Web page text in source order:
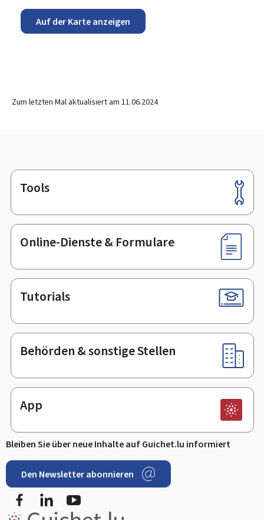
Auf der Karte anzeigen
Zum letzten Mal aktualisiert am 11.06.2024
Footer
Tools
Online-Dienste & Formulare
Tutorials
Behörden & sonstige Stellen
App
Bleiben Sie über neue Inhalte auf Guichet.lu informiert
Den Newsletter abonnieren
FacebookLinkedIn